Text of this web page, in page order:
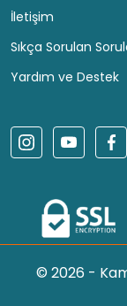
İletişim
Sıkça Sorulan
Yardım ve Destek
© 2026 -